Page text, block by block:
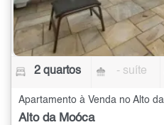
2 quartos - suíte
Apartamento à Venda no Alto
Alto da Moóca